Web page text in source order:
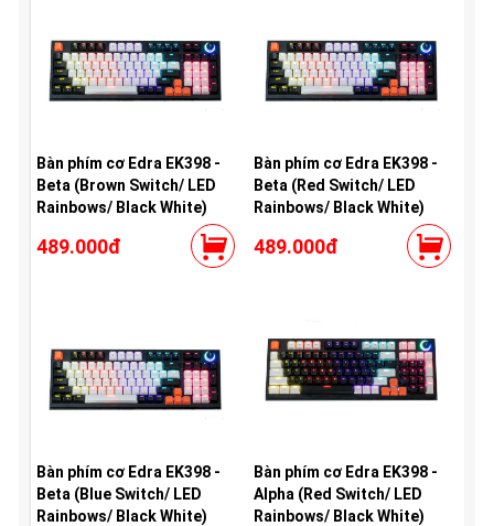
Bàn phím cơ Edra EK398 -
Beta (Brown Switch/ LED
Rainbows/ Black White)
489.000đ
Bàn phím cơ Edra EK398 -
Beta (Red Switch/ LED
Rainbows/ Black White)
489.000đ
Bàn phím cơ Edra EK398 -
Beta (Blue Switch/ LED
Rainbows/ Black White)
Bàn phím cơ Edra EK398 -
Alpha (Red Switch/ LED
Rainbows/ Black White)